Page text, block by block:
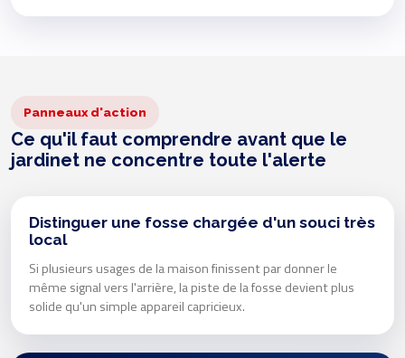
Panneaux d'action
Ce qu'il faut comprendre avant que le
jardinet ne concentre toute l'alerte
Distinguer une fosse chargée d'un souci très
local
Si plusieurs usages de la maison finissent par donner le
même signal vers l'arrière, la piste de la fosse devient plus
solide qu'un simple appareil capricieux.